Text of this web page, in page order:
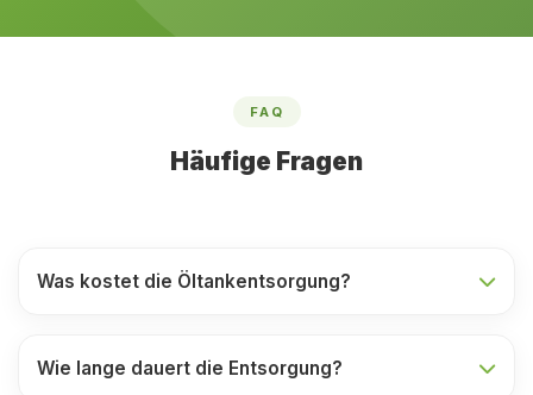
FAQ
Häufige Fragen
Was kostet die Öltankentsorgung?
Wie lange dauert die Entsorgung?